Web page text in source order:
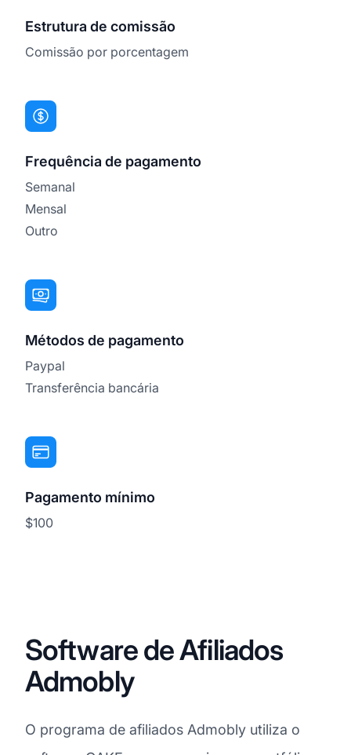
Estrutura de comissão
Comissão por porcentagem
Frequência de pagamento
Semanal
Mensal
Outro
Métodos de pagamento
Paypal
Transferência bancária
Pagamento mínimo
$100
Software de Afiliados
Admobly
O programa de afiliados Admobly utiliza o